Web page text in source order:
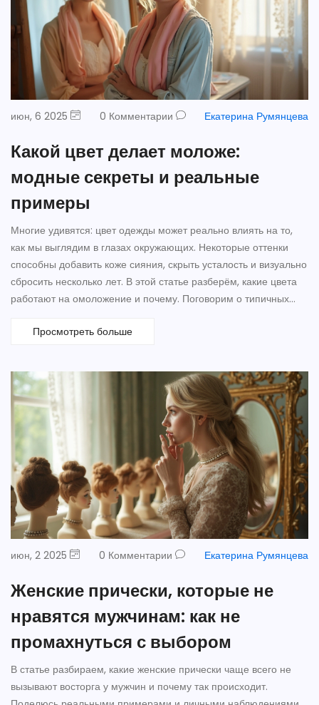
июн, 6 2025 0 Комментарии Екатерина Румянцева
Какой цвет делает моложе:
модные секреты и реальные
примеры
Многие удивятся: цвет одежды может реально влиять на то,
как мы выглядим в глазах окружающих. Некоторые оттенки
способны добавить коже сияния, скрыть усталость и визуально
сбросить несколько лет. В этой статье разберём, какие цвета
работают на омоложение и почему. Поговорим о типичных
всё, чтобы выбрать свой идеальный оттенок и выглядеть свежо
Просмотреть больше
июн, 2 2025 0 Комментарии Екатерина Румянцева
Женские прически, которые не
нравятся мужчинам: как не
промахнуться с выбором
В статье разбираем, какие женские прически чаще всего не
вызывают восторга у мужчин и почему так происходит.